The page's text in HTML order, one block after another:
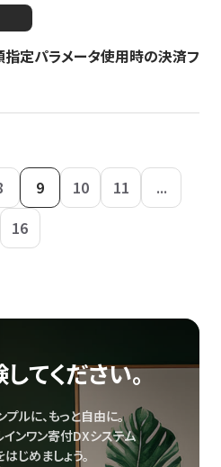
指定パラメータ使用時の決済フ
9 10 11
...
16
てください。
ルに、もっと自由に。
ンワン寄付DXシステム
じめましょう。